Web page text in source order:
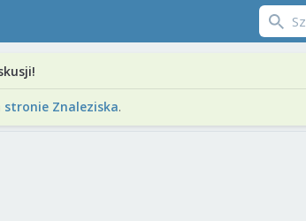
stronie Znaleziska.